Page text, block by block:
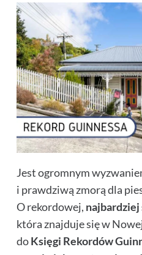
Jest ogromnym
i prawdziwą zmorą dla
O rekordowej,
która znajduje się w
doKsięgi Rekordów